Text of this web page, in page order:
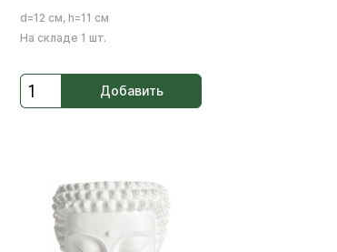
d=12 см, h=11 см
На складе 1 шт.
Добавить